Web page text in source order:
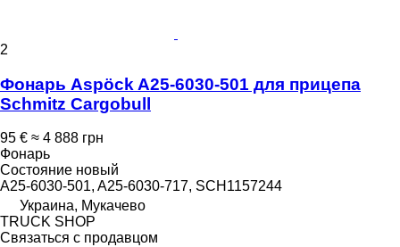
2
Фонарь Aspöck A25-6030-501 для прицепа
Schmitz Cargobull
95 € ≈ 4 888 грн
Фонарь
Состояние новый
A25-6030-501, A25-6030-717, SCH1157244
Украина, Мукачево
TRUCK SHOP
Связаться с продавцом